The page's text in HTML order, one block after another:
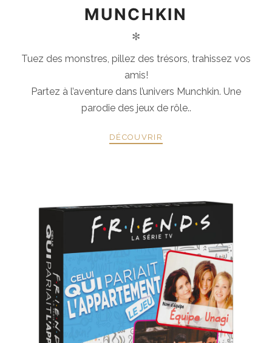
MUNCHKIN
✻
Tuez des monstres, pillez des trésors, trahissez vos
amis!
Partez à l’aventure dans l’univers Munchkin. Une
parodie des jeux de rôle..
DÉCOUVRIR